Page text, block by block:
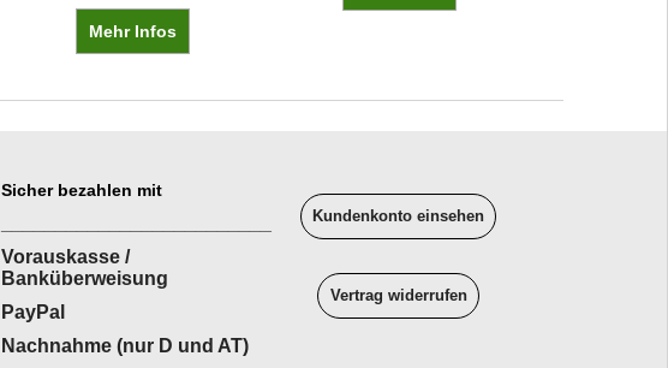
Mehr Infos
Sicher bezahlen mit
Vorauskasse /
Banküberweisung
PayPal
Nachnahme (nur D und AT)
Kundenkonto einsehen
Vertrag widerrufen